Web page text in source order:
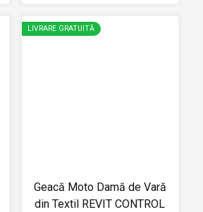
LIVRARE GRATUITĂ
Geacă Moto Damă de Vară
din Textil REVIT CONTROL